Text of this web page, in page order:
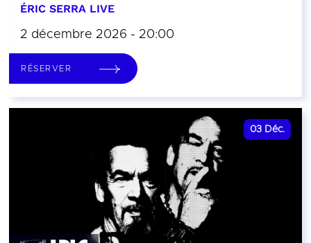
ÉRIC SERRA LIVE
2 décembre 2026 - 20:00
RÉSERVER
03 Déc.